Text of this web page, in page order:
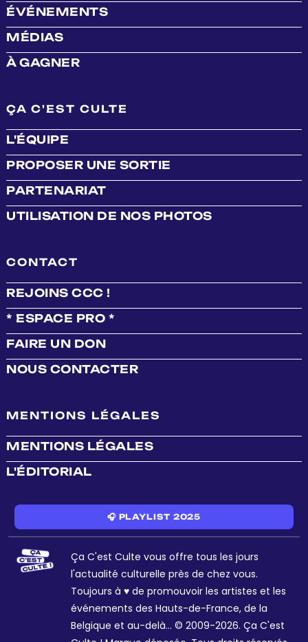
ÉVÉNEMENTS
MÉDIAS
À GAGNER
ÇA C'EST CULTE
L'ÉQUIPE
PROPOSER UNE SORTIE
PARTENARIAT
UTILISATION DE NOS PHOTOS
CONTACT
REJOINS CCC !
* ESPACE PRO *
FAIRE UN DON
NOUS CONTACTER
MENTIONS LÉGALES
MENTIONS LÉGALES
L'ÉDITORIAL
🎧 PLAYLIST 2025
Ça C'est Culte vous offre tous les jours
l'actualité culturelle près de chez vous.
Toujours à ♥ de promouvoir les artistes et les
événements des Hauts-de-France, de la
Belgique et au-delà... © 2009-2026. Ça C'est